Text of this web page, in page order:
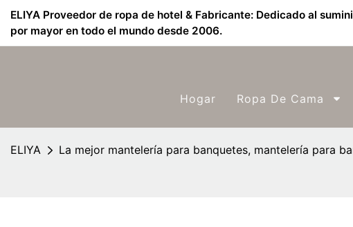
ELIYA Proveedor de ropa de hotel & Fabricante: Dedicado al
por mayor en todo el mundo desde 2006.
Hogar Ropa De Cama
ELIYA La mejor mantelería para banquetes, mantelería para